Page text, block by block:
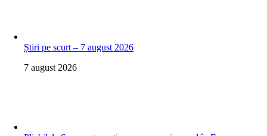
Știri pe scurt – 7 august 2026
7 august 2026